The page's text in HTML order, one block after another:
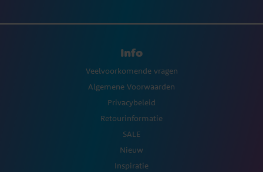
Info
Veelvoorkomende vragen
Algemene Voorwaarden
Privacybeleid
Retourinformatie
SALE
Nieuw
Inspiratie